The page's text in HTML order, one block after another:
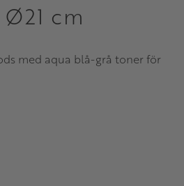
cm
med aqua blå-grå toner för